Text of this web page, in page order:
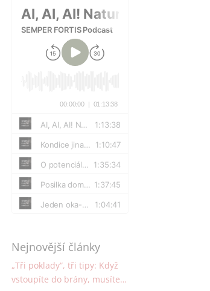
Nejnovější články
„Tři poklady“, tři tipy: Když
vstoupíte do brány, musíte…